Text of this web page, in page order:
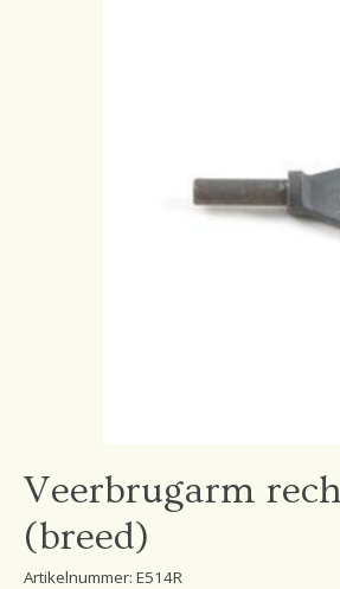
Veerbrugarm
(breed)
Artikelnummer: E514R